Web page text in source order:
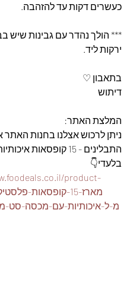
כעשרים דקות עד להזהבה.
*** הולך נהדר עם גבינות שיש
ירקות ליד.
בתאבון ♡
דיתוש
המלצת האתר:
ניתן לרכוש אצלנו בחנות
התבלינים - 15 קופסאות
בלעדי👇
product-
מ-ל-איכותיות-עם-מכסה-סט-